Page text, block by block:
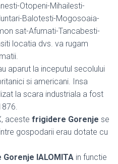
Otopeni-Mihailesti-
Balotesti-Mogosoaia-
sat-Afumati-Tancabesti-
locatia dvs. va rugam
aparut la inceputul secolului
si americani. Insa
la scara industriala a fost
aceste frigidere Gorenje se
gospodarii erau dotate cu
IALOMITA in functie